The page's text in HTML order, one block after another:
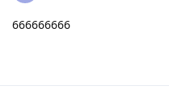
666666666